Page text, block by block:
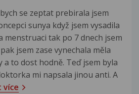
se zeptat prebirala jsem
sunya když jsem vysadila
menstruaci tak po 7 dnech jsem
jsem zase vynechala měla
a to dost hodně. Teď jsem byla
mi napsala jinou anti. A
více